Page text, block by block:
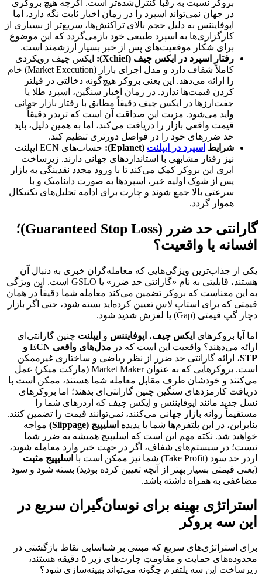
بروکر نسبت به رقبا کنترل‌شده‌تر است. اگرچه هیچ بروکری
در جهان نمی‌تواند اسپرد را در زمان اخبار ثابت نگه دارد، اما
اپوفایننس به دلیل حجم بالای تراکنش‌ها، سریع‌تر از بسیاری از
کارگزاری‌ها به اسپرد طبیعی خود بازمی‌گردد که این موضوع
برای شکار موقعیت‌های پس از خبر بسیار ارزشمند است.
رفتار اسپرد در ایکس چیف (Xchief):
ایکس چیف رویکردی
کاملاً شفاف دارد و مدل اجرای بازار (Market Execution) خام
را ارائه می‌دهد. این یعنی بروکر هیچ‌گونه دخالتی در فیلتر
کردن قیمت‌ها ندارد. در زمان اخبار سنگین، اسپرد طلا یا
جفت‌ارزها در ایکس چیف دقیقاً مطابق با رفتار بازار جهانی
واید می‌شود. مزیت این صداقت آن است که تریدر دقیقاً
قیمت واقعی بازار را دریافت می‌کند، اما به همین دلیل، باید
حد ضررهای خود را در فواصل دورتری تنظیم کند.
شرایط اسپرد در ایپلنت (Eplanet):
حساب‌های ECN ایپلنت
نیز رفتار مشابهی با استانداردهای جهانی دارند. زیرساخت
ابری این بروکر کمک می‌کند تا با ورود مجدد نقدینگی به بازار
پس از شوک اولیه خبر، اسپردها به صورت داینامیک و با
سرعتی بالا جمع شوند و چارت برای ادامه تحلیل‌های تکنیکال
هموار گردد.
گارانتی حد ضرر (Guaranteed Stop Loss)؛
افسانه یا واقعیت؟
یکی از جذاب‌ترین ویژگی‌هایی که معامله‌گران خبری به دنبال آن
هستند، قابلیتی به نام «گارانتی حد ضرر» یا GSLO است. این ویژگی
به این معناست که بروکر تضمین می‌کند معامله شما دقیقاً در همان
قیمتی که برای استاپ لاس تعیین کرده‌اید بسته شود، حتی اگر بازار
دچار گپ قیمتی (Gap) یا لغزش شدید شود.
اما آیا بروکرهای ایکس چیف، اپوفایننس و ایپلنت چنین گارانتی‌ای
ارائه می‌دهند؟ واقعیت این است که در
مدل‌های واقعی ECN و
STP، ارائه گارانتی حد ضرر از نظر ریاضی و ساختاری غیرممکن
است. بروکرهایی که به عنوان Market Maker (مارکت میکر) عمل
می‌کنند و خودشان طرف مقابل معامله شما هستند، ممکن است با
دریافت کارمزدهای سنگین چنین گارانتی‌ای بدهند؛ اما بروکرهای
نسل جدید مانند اپوفایننس و ایکس چیف که اردرهای شما را
مستقیماً روانه بازار جهانی می‌کنند، نمی‌توانند قیمت را تضمین کنند.
بنابراین، در این پلتفرم‌ها شما با پدیده اسلیپیج (Slippage)
مواجه
خواهید شد. نکته مهم این است که اسلیپیج همیشه به ضرر شما
نیست؛ در سیستم‌های شفاف، اگر در جهت خبر وارد معامله شوید،
اردر حد سود (Take Profit) شما نیز ممکن است با
اسلیپیج مثبت
(یعنی قیمتی بسیار بهتر از آنچه تعیین کرده بودید) بسته شود و سود
مضاعفی به همراه داشته باشد.
استراتژی بهینه برای نوسان‌گیران سریع در
این سه بروکر
برای استراتژی‌های سریع که مبتنی بر شناسایی نقاط بازگشتی در
محدوده‌های حمایت و مقاومتِ چارت‌های زیر ۵ دقیقه هستند،
زیرساخت این سه پلتفرم چگونه می‌تواند بهینه‌سازی شود؟